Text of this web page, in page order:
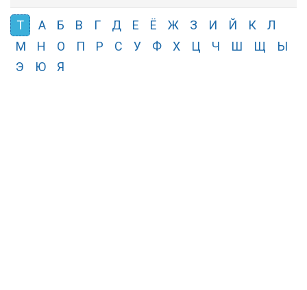
Т А Б В Г Д Е Ё Ж З И Й К
Л
М
Н О П Р С У Ф Х Ц Ч Ш Щ
Ы
Э
Ю Я